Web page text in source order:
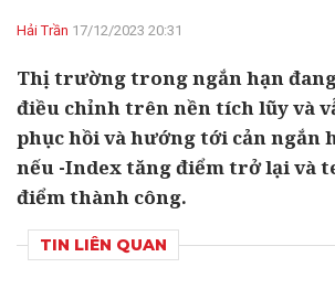
Hải Trần 17/12/2023 20:31
Thị trường trong ngắn hạn
điều chỉnh trên nền tích lũy và
phục hồi và hướng tới cản ngắn
nếu -Index tăng điểm trở lại và
điểm thành công.
TIN LIÊN QUAN